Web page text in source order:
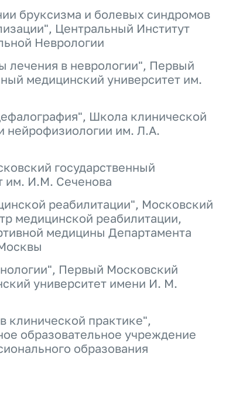
бруксизма и болевых синдромов
Центральный Институт
Неврологии
лечения в неврологии", Первый
медицинский университет им.
Школа клинической
нейрофизиологии им. Л.А.
государственный
им. И.М. Сеченова
реабилитации", Московский
медицинской реабилитации,
медицины Департамента
Первый Московский
университет имени И. М.
клинической практике",
образовательное учреждение
образования